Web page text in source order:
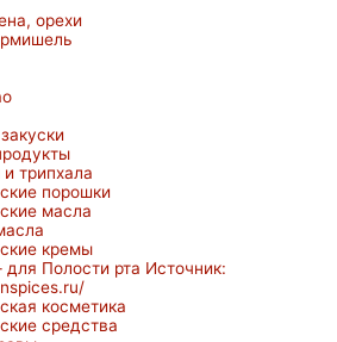
орехи
трипхала
порошки
масла
кремы
Полости рта Источник:
косметика
средства